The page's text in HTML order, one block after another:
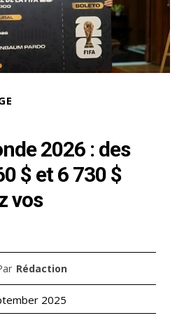
2026 : des
$ et 6 730 $
vos
Rédaction
2025